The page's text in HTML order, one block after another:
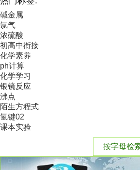
碱金属
氯气
浓硫酸
初高中衔接
化学素养
ph计算
化学学习
银镜反应
沸点
陌生方程式
氢键02
课本实验
按字母检